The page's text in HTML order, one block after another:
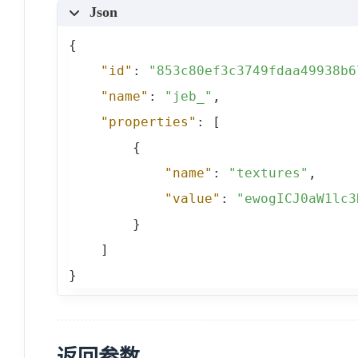
Json
{
"id" :
"name" : "jeb_" ,
"properties" :
[
{
"name" : "textures" ,
"value" :
}
]
}